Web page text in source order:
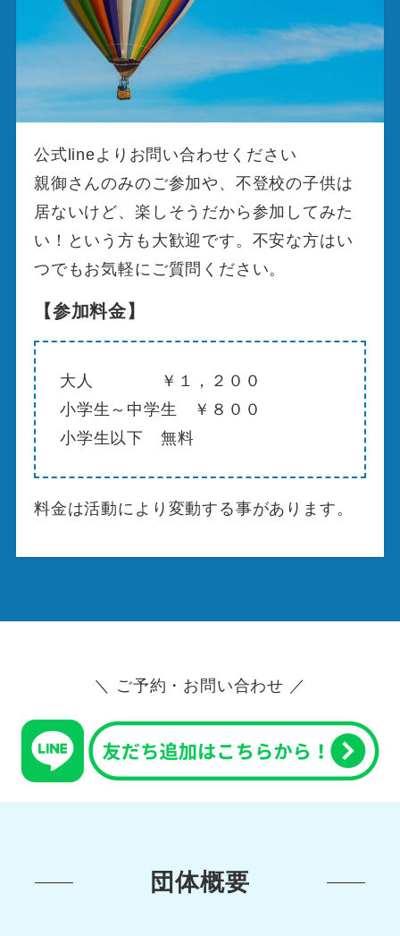
公式lineよりお問い合わせください
親御さんのみのご参加や、不登校の子供は
居ないけど、楽しそうだから参加してみた
い！という方も大歓迎です。不安な方はい
つでもお気軽にご質問ください。
【参加料金】
大人 ￥１，２００
小学生～中学生 ￥８００
小学生以下 無料
料金は活動により変動する事があります。
＼ ご予約・お問い合わせ ／
団体概要